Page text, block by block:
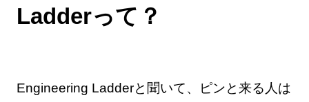
Ladderって？
Engineering Ladderと聞いて、ピンと来る人は